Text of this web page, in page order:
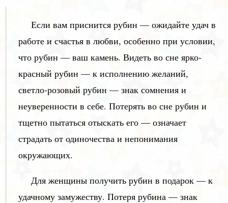
Если вам приснится рубин — ожидайте удач в
работе и счастья в любви, особенно при условии,
что рубин — ваш камень. Видеть во сне ярко-
красный рубин — к исполнению желаний,
светло-розовый рубин — знак сомнения и
неуверенности в себе. Потерять во сне рубин и
тщетно пытаться отыскать его — означает
страдать от одиночества и непонимания
окружающих.
Для женщины получить рубин в подарок — к
удачному замужеству. Потеря рубина — знак